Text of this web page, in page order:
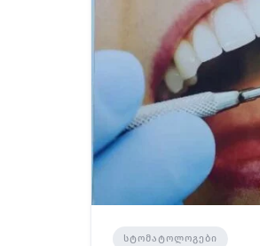
ᲡᲢᲝᲛᲐᲢᲝᲚᲝᲒᲔᲑᲘ